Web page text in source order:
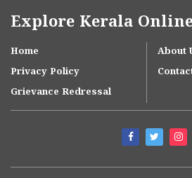
Explore Kerala
Home
About
Privacy Policy
Grievance Redressal